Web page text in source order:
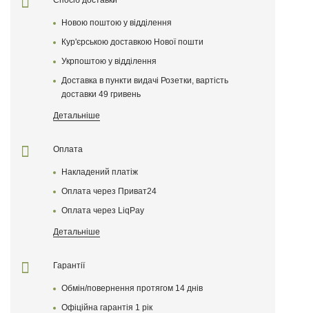
Написати відгук
Після того як ваш відгук пройде модерацію, він
з'явиться на сайті
Поставте оцінку товару
Новою поштою у відділення
Кур'єрською доставкою Нової пошти
Укрпоштою у відділення
Доставка в пункти видачі Розетки, вартість
доставки 49 гривень
Детальніше
Оплата
Накладений платіж
Оплата через Приват24
Оплата через LiqPay
Детальніше
Гарантії
Обмін/повернення протягом 14 днів
Офіційна гарантія 1 рік